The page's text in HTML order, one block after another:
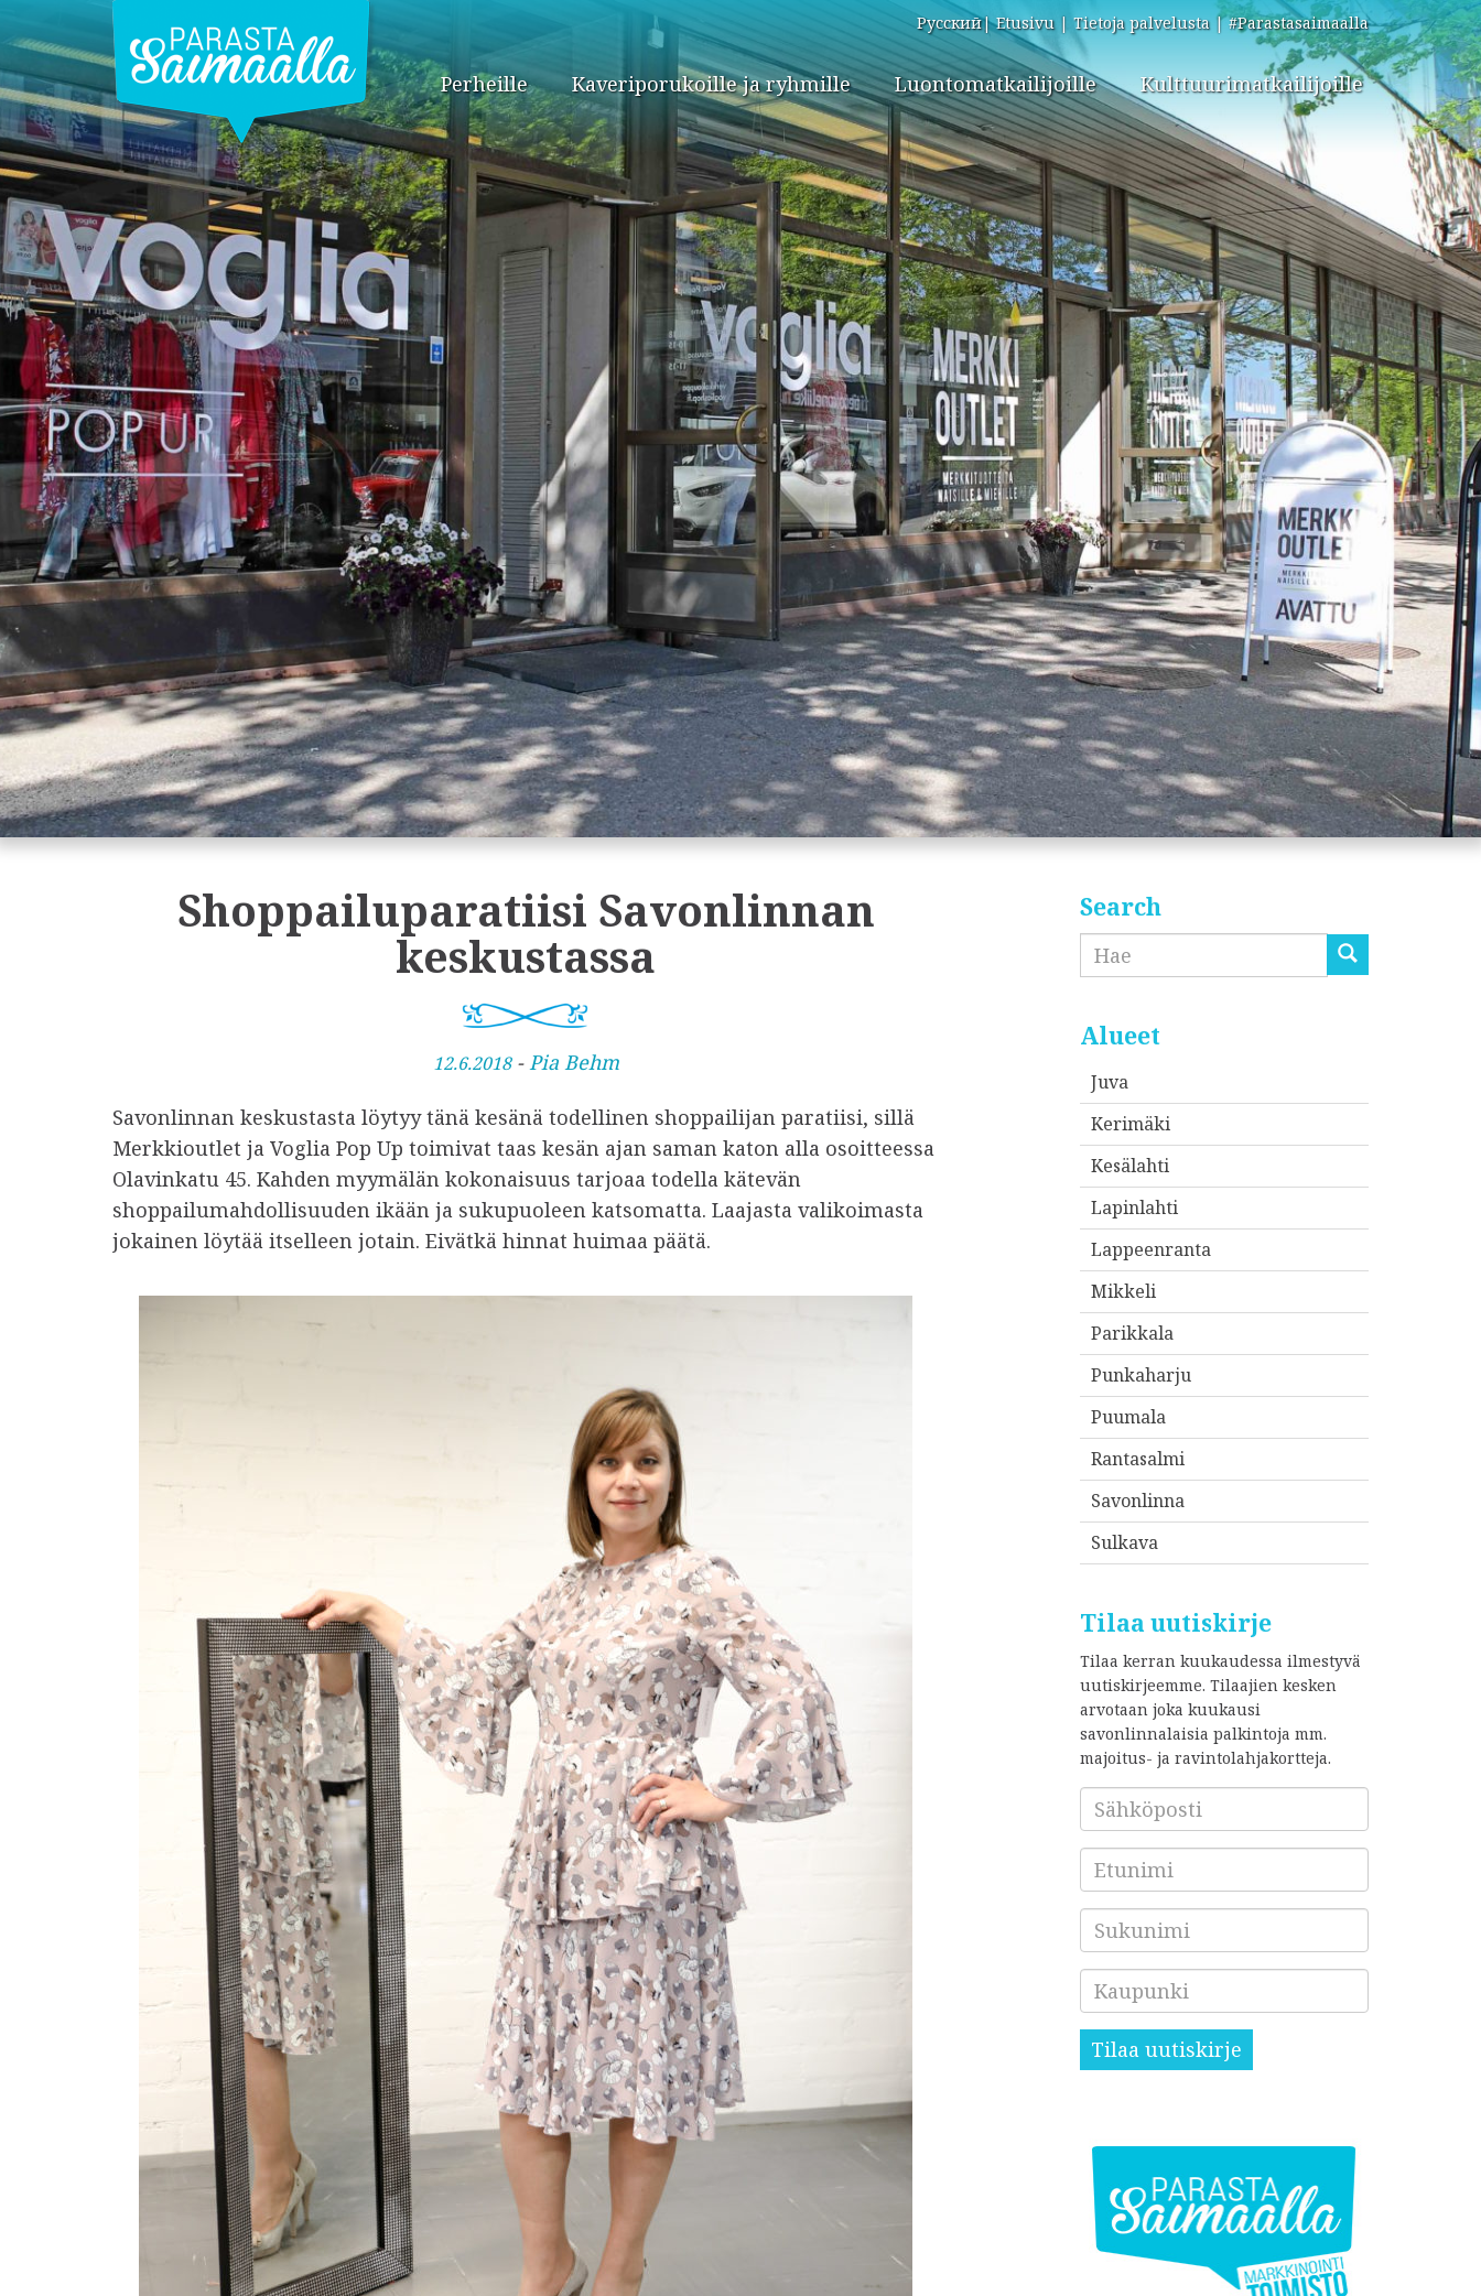
Русский Etusivu Tietoja palvelusta #Parastasaimaalla
Perheille Kaveriporukoille ja ryhmille Luontomatkailijoille Kulttuurimatkailijoille
Shoppailuparatiisi Savonlinnan
keskustassa
J
l
k
a
i
s
12.6.2018-Pia Behm
Savonlinnan keskustasta löytyy tänä kesänä todellinen shoppailijan paratiisi, sillä
Merkkioutlet ja Voglia Pop Up toimivat taas kesän ajan saman katon alla osoitteessa
Olavinkatu 45. Kahden myymälän kokonaisuus tarjoaa todella kätevän
shoppailumahdollisuuden ikään ja sukupuoleen katsomatta. Laajasta valikoimasta
jokainen löytää itselleen jotain. Eivätkä hinnat huimaa päätä.
Search
Etsi
Alueet
Juva
Kerimäki
Kesälahti
Lapinlahti
Lappeenranta
Mikkeli
Parikkala
Punkaharju
Puumala
Rantasalmi
Savonlinna
Sulkava
Tilaa uutiskirje
Tilaa kerran kuukaudessa ilmestyvä
uutiskirjeemme. Tilaajien kesken
arvotaan joka kuukausi
savonlinnalaisia palkintoja mm.
majoitus- ja ravintolahjakortteja.
Sähköposti
Etunimi
Sukunimi
Kaupunki
Tilaa uutiskirje